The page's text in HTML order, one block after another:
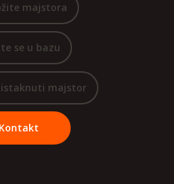
majstora
se u bazu
majstor
Kontakt